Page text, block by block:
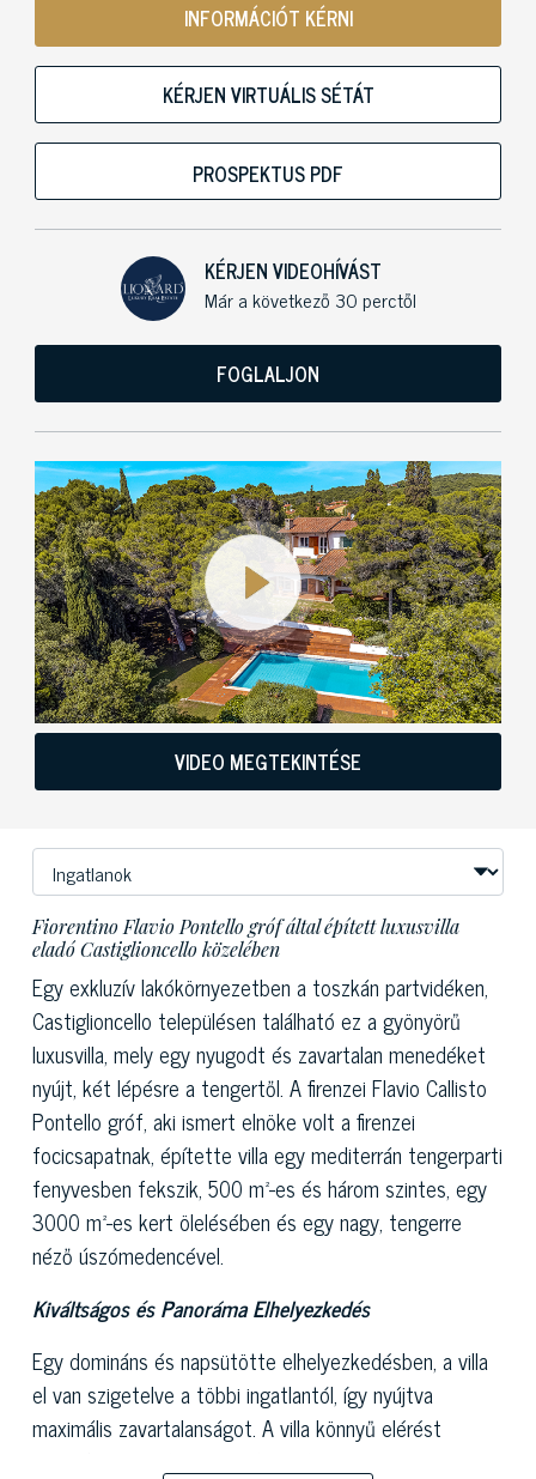
INFORMÁCIÓT KÉRNI
KÉRJEN VIRTUÁLIS SÉTÁT
PROSPEKTUS PDF
KÉRJEN VIDEOHÍVÁST
Már a következő 30 perctől
FOGLALJON
VIDEO MEGTEKINTÉSE
Fiorentino Flavio Pontello gróf által épített luxusvilla
eladó Castiglioncello közelében
Egy exkluzív lakókörnyezetben a toszkán partvidéken,
Castiglioncello településen található ez a gyönyörű
luxusvilla, mely egy nyugodt és zavartalan menedéket
nyújt, két lépésre a tengertől. A firenzei Flavio Callisto
Pontello gróf, aki ismert elnöke volt a firenzei
focicsapatnak, építette villa egy mediterrán tengerparti
fenyvesben fekszik, 500 m²-es és három szintes, egy
3000 m²-es kert ölelésében és egy nagy, tengerre
néző úszómedencével.
Kiváltságos és Panoráma Elhelyezkedés
Egy domináns és napsütötte elhelyezkedésben, a villa
el van szigetelve a többi ingatlantól, így nyújtva
maximális zavartalanságot. A villa könnyű elérést